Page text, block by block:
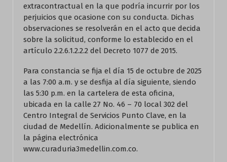
extracontractual en la que podría incurrir por los
perjuicios que ocasione con su conducta. Dichas
observaciones se resolverán en el acto que decida
sobre la solicitud, conforme lo establecido en el
artículo 2.2.6.1.2.2.2 del Decreto 1077 de 2015.
Para constancia se fija el día 15 de octubre de 2025
a las 7:00 a.m. y se desfija al día siguiente, siendo
las 5:30 p.m. en la cartelera de esta oficina,
ubicada en la calle 27 No. 46 – 70 local 302 del
Centro Integral de Servicios Punto Clave, en la
ciudad de Medellín. Adicionalmente se publica en
la página electrónica
www.curaduria3medellin.com.co.